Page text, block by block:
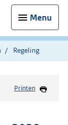
Menu
Regeling
Printen